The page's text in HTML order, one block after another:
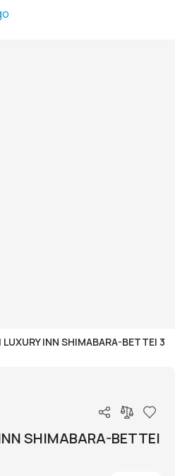
INN SHIMABARA-BETTEI 3
SHIMABARA-BETTEI